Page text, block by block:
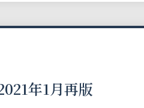
年1月再版